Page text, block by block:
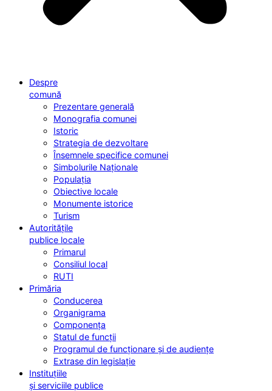
Despre
comună
Prezentare generală
Monografia comunei
Istoric
Strategia de dezvoltare
Însemnele specifice comunei
Simbolurile Naționale
Populația
Obiective locale
Monumente istorice
Turism
Autoritățile
publice locale
Primarul
Consiliul local
RUTI
Primăria
Conducerea
Organigrama
Componența
Statul de funcții
Programul de funcționare și de audiențe
Extrase din legislație
Instituțiile
și serviciile publice